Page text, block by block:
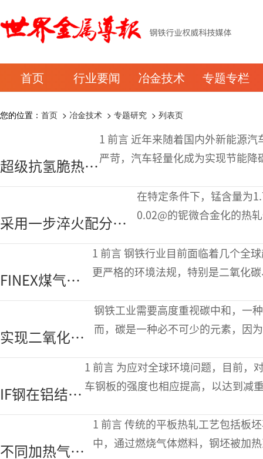
首页 行业要闻 冶金技术 专题专栏
您的位置： 首页 > 冶金技术 > 专题研究 > 列表页
超级抗氢脆热成
形钢
式发布
1 前言 近年来随着国内外新能源汽车的快速发展以及全球碳排放控制标准的日益
严苛，汽车轻量化成为实现节能
采用一步淬火配分后
的空冷技术开发高延
展性超高强度钢
在特定条件下，锰含量为
0.02@的铌微合金化的热
FINEX煤气捕
获利用工艺的
1 前言 钢铁行业目前面临着几个全球趋势带来的严峻挑战，如原材料价格上涨和
更严格的环境法规，特别是二氧化
实现二氧化碳
净零排放的碳
钢铁工业需要高度重视碳中和，一
而，碳是一种必不可少的元素，因
IF钢在铝结合
界面处的再结
1 前言 为应对全球环境问题，目前，对汽车的CO2排放实施了更加严格的规定，汽
车钢板的强度也相应提高，以达到减
不同加热气氛
1 前言 传统的平板热轧工艺包括板坯再加热、热轧和卷取三步。在再加热过程
中，通过燃烧气体燃料，钢坯被加